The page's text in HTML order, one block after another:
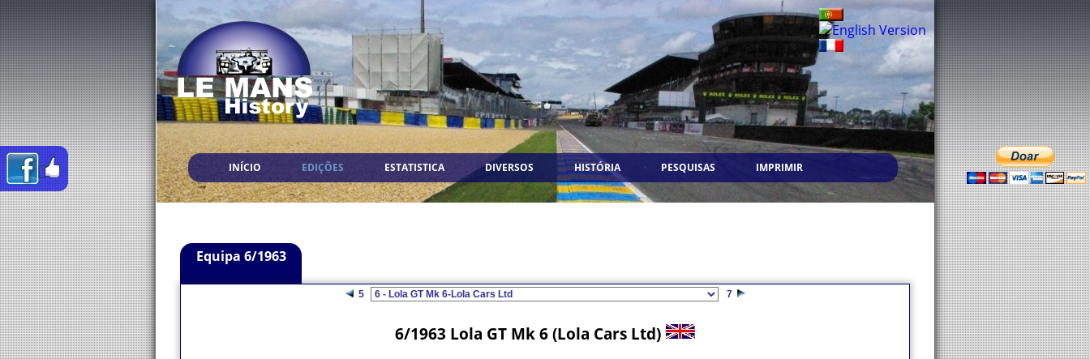
INÍCIO EDIÇÕES ESTATISTICA DIVERSOS HISTÓRIA PESQUISAS IMPRIMIR
Equipa 6/1963
5 7
6/1963 Lola GT Mk 6 (Lola Cars Ltd)